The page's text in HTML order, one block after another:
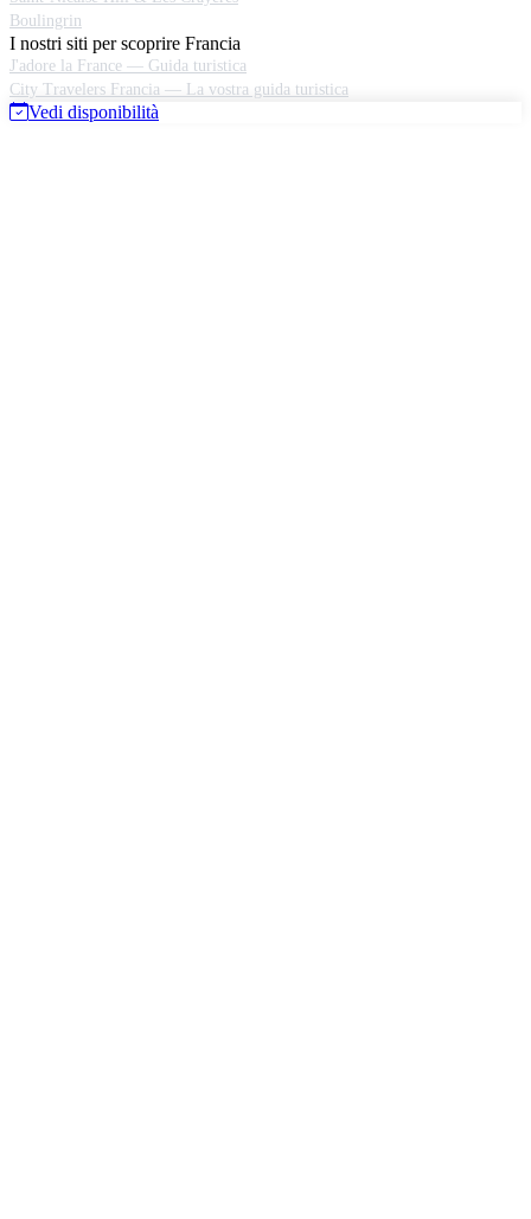
Boulingrin
I nostri siti per scoprire Francia
J'adore la France — Guida turistica
City Travelers Francia — La vostra guida turistica
Vedi disponibilità